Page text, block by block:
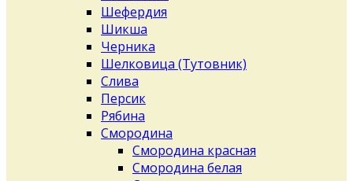
Шефердия
Шикша
Черника
Шелковица (Тутовник)
Слива
Персик
Рябина
Смородина
Смородина красная
Смородина белая